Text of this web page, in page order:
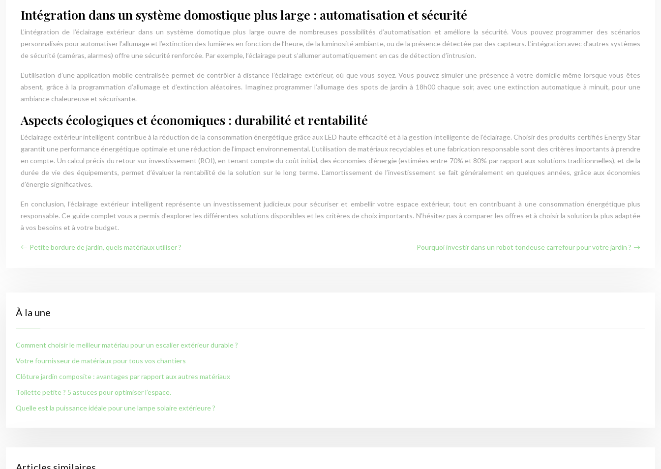
Intégration dans un système domostique plus large : automatisation et sécurité
L’intégration de l’éclairage extérieur dans un système domotique plus large ouvre de nombreuses possibilités d’automatisation et améliore la sécurité. Vous pouvez programmer des scénarios
personnalisés pour automatiser l’allumage et l’extinction des lumières en fonction de l’heure, de la luminosité ambiante, ou de la présence détectée par des capteurs. L’intégration avec d’autres systèmes
de sécurité (caméras, alarmes) offre une sécurité renforcée. Par exemple, l’éclairage peut s’allumer automatiquement en cas de détection d’intrusion.
L’utilisation d’une application mobile centralisée permet de contrôler à distance l’éclairage extérieur, où que vous soyez. Vous pouvez simuler une présence à votre domicile même lorsque vous êtes
absent, grâce à la programmation d’allumage et d’extinction aléatoires. Imaginez programmer l’allumage des spots de jardin à 18h00 chaque soir, avec une extinction automatique à minuit, pour une
ambiance chaleureuse et sécurisante.
Aspects écologiques et économiques : durabilité et rentabilité
L’éclairage extérieur intelligent contribue à la réduction de la consommation énergétique grâce aux LED haute efficacité et à la gestion intelligente de l’éclairage. Choisir des produits certifiés Energy Star
garantit une performance énergétique optimale et une réduction de l’impact environnemental. L’utilisation de matériaux recyclables et une fabrication responsable sont des critères importants à prendre
en compte. Un calcul précis du retour sur investissement (ROI), en tenant compte du coût initial, des économies d’énergie (estimées entre 70% et 80% par rapport aux solutions traditionnelles), et de la
durée de vie des équipements, permet d’évaluer la rentabilité de la solution sur le long terme. L’amortissement de l’investissement se fait généralement en quelques années, grâce aux économies
d’énergie significatives.
En conclusion, l’éclairage extérieur intelligent représente un investissement judicieux pour sécuriser et embellir votre espace extérieur, tout en contribuant à une consommation énergétique plus
responsable. Ce guide complet vous a permis d’explorer les différentes solutions disponibles et les critères de choix importants. N’hésitez pas à comparer les offres et à choisir la solution la plus adaptée
à vos besoins et à votre budget.
Petite bordure de jardin, quels matériaux utiliser ? Pourquoi investir dans un robot tondeuse carrefour pour votre jardin ?
À la une
Comment choisir le meilleur matériau pour un escalier extérieur durable ?
Votre fournisseur de matériaux pour tous vos chantiers
Clôture jardin composite : avantages par rapport aux autres matériaux
Toilette petite ? 5 astuces pour optimiser l’espace.
Quelle est la puissance idéale pour une lampe solaire extérieure ?